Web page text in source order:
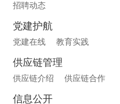
招聘动态
党建护航
党建在线 教育实践
供应链管理
供应链介绍 供应链合作
信息公开